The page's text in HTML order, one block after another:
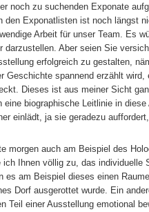
noch zu suchenden Exponate
den Exponatlisten ist noch längst
Arbeit für unser Team. Es
darzustellen. Aber seien Sie
erfolgreich zu gestalten,
Geschichte spannend erzählt wird,
Dieses ist aus meiner Sicht
eine biographische Leitlinie in diese
einlädt, ja sie geradezu
morgen auch am Beispiel des
Ihnen völlig zu, das individuelle
es am Beispiel dieses einen
Dorf ausgerottet wurde. Ein
Teil einer Ausstellung emotional